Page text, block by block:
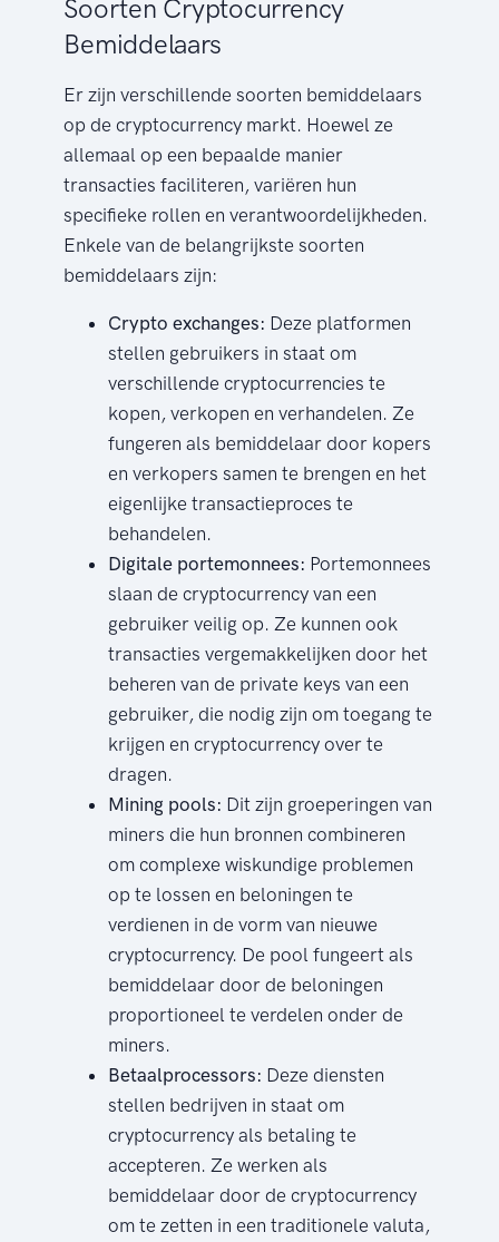
Soorten Cryptocurrency
Bemiddelaars
Er zijn verschillende soorten bemiddelaars
op de cryptocurrency markt. Hoewel ze
allemaal op een bepaalde manier
transacties faciliteren, variëren hun
specifieke rollen en verantwoordelijkheden.
Enkele van de belangrijkste soorten
bemiddelaars zijn:
Crypto exchanges: Deze platformen
stellen gebruikers in staat om
verschillende cryptocurrencies te
kopen, verkopen en verhandelen. Ze
fungeren als bemiddelaar door kopers
en verkopers samen te brengen en het
eigenlijke transactieproces te
behandelen.
Digitale portemonnees: Portemonnees
slaan de cryptocurrency van een
gebruiker veilig op. Ze kunnen ook
transacties vergemakkelijken door het
beheren van de private keys van een
gebruiker, die nodig zijn om toegang te
krijgen en cryptocurrency over te
dragen.
Mining pools: Dit zijn groeperingen van
miners die hun bronnen combineren
om complexe wiskundige problemen
op te lossen en beloningen te
verdienen in de vorm van nieuwe
cryptocurrency. De pool fungeert als
bemiddelaar door de beloningen
proportioneel te verdelen onder de
miners.
Betaalprocessors: Deze diensten
stellen bedrijven in staat om
cryptocurrency als betaling te
accepteren. Ze werken als
bemiddelaar door de cryptocurrency
om te zetten in een traditionele valuta,